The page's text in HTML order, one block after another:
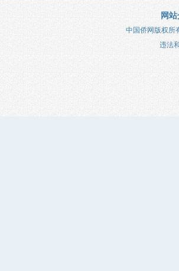
网
中国侨网版权所
违法